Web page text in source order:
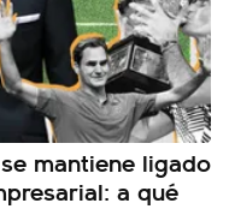
mantiene ligado
a qué